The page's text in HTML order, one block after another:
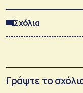
Σχόλια
Γράψτε το